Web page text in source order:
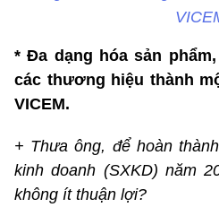
* Đa dạng hóa sản
các thương hiệu thành
VICEM.
+ Thưa ông, để hoàn
kinh doanh (SXKD) năm
không ít thuận lợi?